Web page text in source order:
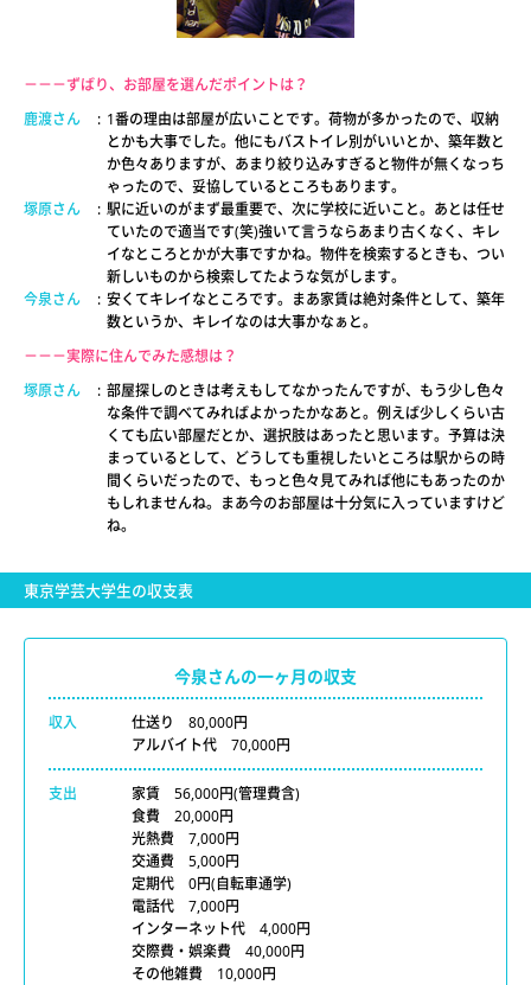
－－－ずばり、お部屋を選んだポイントは？
鹿渡さん
: 1番の理由は部屋が広いことです。荷物が多かったので、収納
とかも大事でした。他にもバストイレ別がいいとか、築年数と
か色々ありますが、あまり絞り込みすぎると物件が無くなっち
ゃったので、妥協しているところもあります。
塚原さん
: 駅に近いのがまず最重要で、次に学校に近いこと。あとは任せ
ていたので適当です(笑)強いて言うならあまり古くなく、キレ
イなところとかが大事ですかね。物件を検索するときも、つい
新しいものから検索してたような気がします。
今泉さん
: 安くてキレイなところです。まあ家賃は絶対条件として、築年
数というか、キレイなのは大事かなぁと。
－－－実際に住んでみた感想は？
塚原さん
: 部屋探しのときは考えもしてなかったんですが、もう少し色々
な条件で調べてみればよかったかなあと。例えば少しくらい古
くても広い部屋だとか、選択肢はあったと思います。予算は決
まっているとして、どうしても重視したいところは駅からの時
間くらいだったので、もっと色々見てみれば他にもあったのか
もしれませんね。まあ今のお部屋は十分気に入っていますけど
ね。
東京学芸大学生の収支表
今泉さんの一ヶ月の収支
収入
仕送り 80,000円
アルバイト代 70,000円
支出
家賃 56,000円(管理費含)
食費 20,000円
光熱費 7,000円
交通費 5,000円
定期代 0円(自転車通学)
電話代 7,000円
インターネット代 4,000円
交際費・娯楽費 40,000円
その他雑費 10,000円